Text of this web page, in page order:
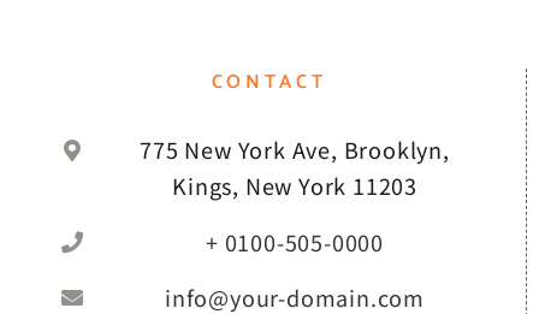
CONTACT
775 New York Ave, Brooklyn,
Kings, New York 11203
+ 0100-505-0000
info@your-domain.com